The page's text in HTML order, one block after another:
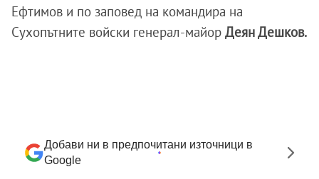
Ефтимов и по заповед на командира на
Сухопътните войски генерал-майор Деян Дешков.
Добави ни в предпочитани източници в
Google